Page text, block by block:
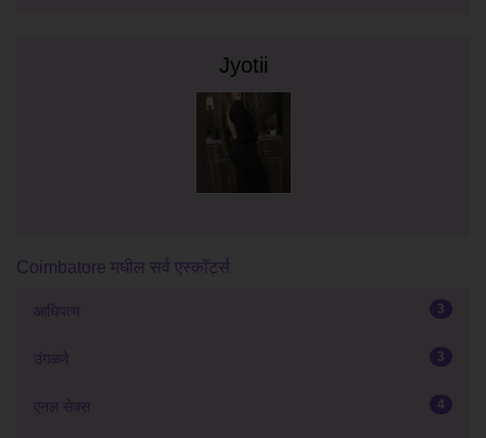
Jyotii
Coimbatore मधील सर्व एस्कॉर्ट्स
आधिपत्य 3
उंगळणे 3
एनल सेक्स 4